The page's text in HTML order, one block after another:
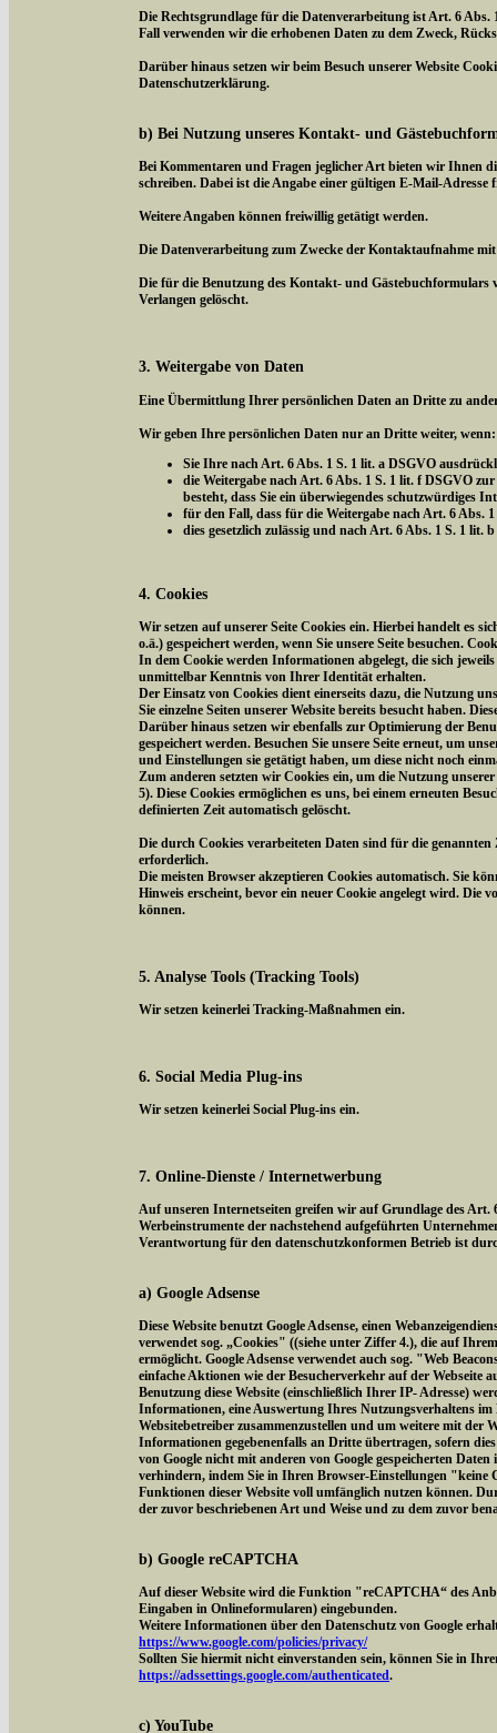
Die Rechtsgrundlage für die Datenverarbeitung ist Art. 6 Abs.
Fall verwenden wir die erhobenen Daten zu dem Zweck,
Darüber hinaus setzen wir beim Besuch unserer Website
Datenschutzerklärung.
b) Bei Nutzung unseres Kontakt- und
Bei Kommentaren und Fragen jeglicher Art bieten wir Ihnen
schreiben. Dabei ist die Angabe einer gültigen E-Mail-
Weitere Angaben können freiwillig getätigt werden.
Die Datenverarbeitung zum Zwecke der Kontaktaufnahme
Die für die Benutzung des Kontakt- und Gästebuchformulars
Verlangen gelöscht.
3. Weitergabe von Daten
Eine Übermittlung Ihrer persönlichen Daten an Dritte zu
Wir geben Ihre persönlichen Daten nur an Dritte weiter, wenn:
Sie Ihre nach Art. 6 Abs. 1 S. 1 lit. a DSGVO
die Weitergabe nach Art. 6 Abs. 1 S. 1 lit. f DSGVO
besteht, dass Sie ein überwiegendes schutzwürdiges
für den Fall, dass für die Weitergabe nach Art. 6 Abs.
dies gesetzlich zulässig und nach Art. 6 Abs. 1 S. 1
4. Cookies
Wir setzen auf unserer Seite Cookies ein. Hierbei handelt es
o.ä.) gespeichert werden, wenn Sie unsere Seite besuchen.
In dem Cookie werden Informationen abgelegt, die sich
unmittelbar Kenntnis von Ihrer Identität erhalten.
Der Einsatz von Cookies dient einerseits dazu, die Nutzung
Sie einzelne Seiten unserer Website bereits besucht haben.
Darüber hinaus setzen wir ebenfalls zur Optimierung der
gespeichert werden. Besuchen Sie unsere Seite erneut, um
und Einstellungen sie getätigt haben, um diese nicht noch
Zum anderen setzten wir Cookies ein, um die Nutzung
5). Diese Cookies ermöglichen es uns, bei einem erneuten
definierten Zeit automatisch gelöscht.
Die durch Cookies verarbeiteten Daten sind für die
erforderlich.
Die meisten Browser akzeptieren Cookies automatisch. Sie
Hinweis erscheint, bevor ein neuer Cookie angelegt wird. Die
können.
5. Analyse Tools (Tracking Tools)
Wir setzen keinerlei Tracking-Maßnahmen ein.
6. Social Media Plug-ins
Wir setzen keinerlei Social Plug-ins ein.
7. Online-Dienste / Internetwerbung
Auf unseren Internetseiten greifen wir auf Grundlage des
Werbeinstrumente der nachstehend aufgeführten
Verantwortung für den datenschutzkonformen Betrieb ist
a) Google Adsense
Diese Website benutzt Google Adsense, einen
verwendet sog. „Cookies" ((siehe unter Ziffer 4.), die auf
ermöglicht. Google Adsense verwendet auch sog. "Web
einfache Aktionen wie der Besucherverkehr auf der Webseite
Benutzung diese Website (einschließlich Ihrer IP- Adresse)
Informationen, eine Auswertung Ihres Nutzungsverhaltens
Websitebetreiber zusammenzustellen und um weitere mit
Informationen gegebenenfalls an Dritte übertragen, sofern
von Google nicht mit anderen von Google gespeicherten
verhindern, indem Sie in Ihren Browser-Einstellungen "keine
Funktionen dieser Website voll umfänglich nutzen können.
der zuvor beschriebenen Art und Weise und zu dem zuvor
b) Google reCAPTCHA
Auf dieser Website wird die Funktion "reCAPTCHA“ des
Eingaben in Onlineformularen) eingebunden.
Weitere Informationen über den Datenschutz von Google
https://www.google.com/policies/privacy/
Sollten Sie hiermit nicht einverstanden sein, können Sie in
https://adssettings.google.com/authenticated.
c) YouTube